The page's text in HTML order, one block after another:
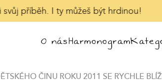
svůj příběh. I ty můžeš být hrdinou!
O násHarmonogram
ČINU ROKU 2011 SE RYCHLE